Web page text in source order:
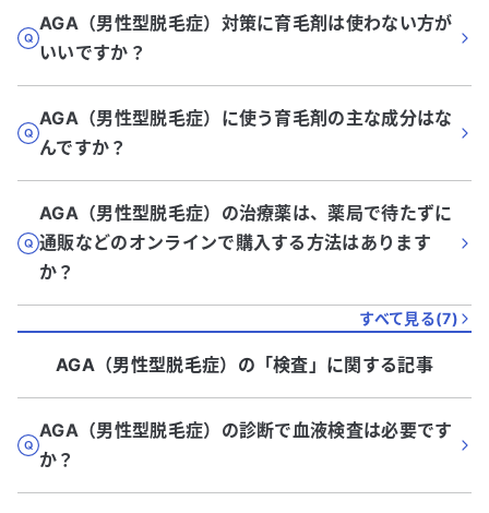
AGA（男性型脱毛症）対策に育毛剤は使わない方が
いいですか？
AGA（男性型脱毛症）に使う育毛剤の主な成分はな
んですか？
AGA（男性型脱毛症）の治療薬は、薬局で待たずに
通販などのオンラインで購入する方法はあります
か？
すべて見る(7)
AGA（男性型脱毛症） の「検査 」に関する記事
AGA（男性型脱毛症）の診断で血液検査は必要です
か？